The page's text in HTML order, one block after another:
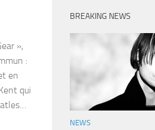
»,
:
en
qui
BREAKING NEWS
NEWS